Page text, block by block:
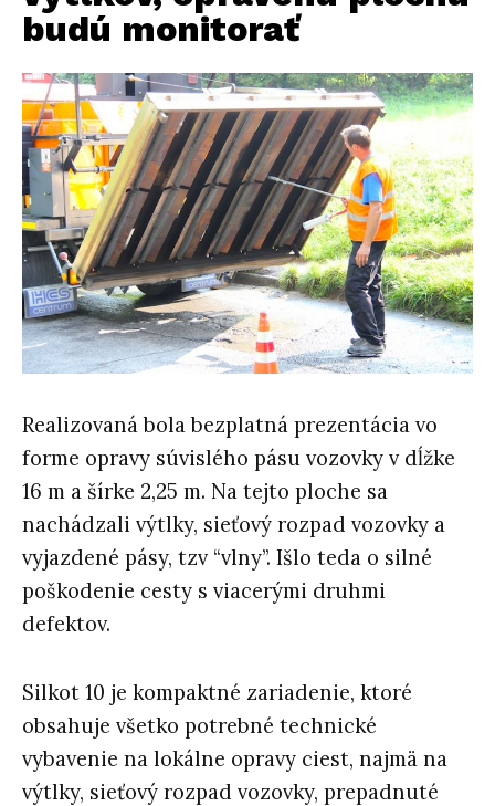
budú monitorať
Realizovaná bola bezplatná prezentácia vo
forme opravy súvislého pásu vozovky v dĺžke
16 m a šírke 2,25 m. Na tejto ploche sa
nachádzali výtlky, sieťový rozpad vozovky a
vyjazdené pásy, tzv “vlny”. Išlo teda o silné
poškodenie cesty s viacerými druhmi
defektov.
Silkot 10 je kompaktné zariadenie, ktoré
obsahuje všetko potrebné technické
vybavenie na lokálne opravy ciest, najmä na
výtlky, sieťový rozpad vozovky, prepadnuté